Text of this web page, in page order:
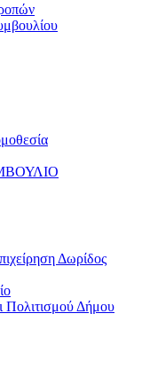
Δωρίδος
Πολιτισμού Δήμου